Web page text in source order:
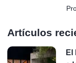
Artículos
El